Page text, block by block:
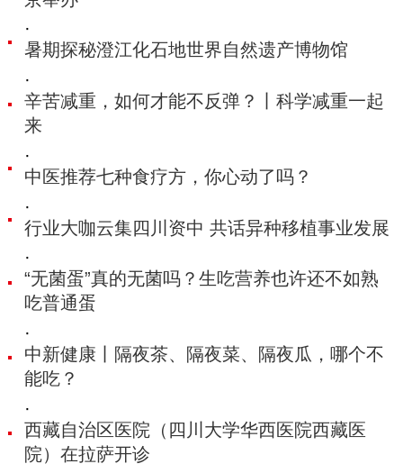
·
暑期探秘澄江化石地世界自然遗产博物馆
·
辛苦减重，如何才能不反弹？丨科学减重一起
来
·
中医推荐七种食疗方，你心动了吗？
·
行业大咖云集四川资中 共话异种移植事业发展
·
“无菌蛋”真的无菌吗？生吃营养也许还不如熟
吃普通蛋
·
中新健康丨隔夜茶、隔夜菜、隔夜瓜，哪个不
能吃？
·
西藏自治区医院（四川大学华西医院西藏医
院）在拉萨开诊